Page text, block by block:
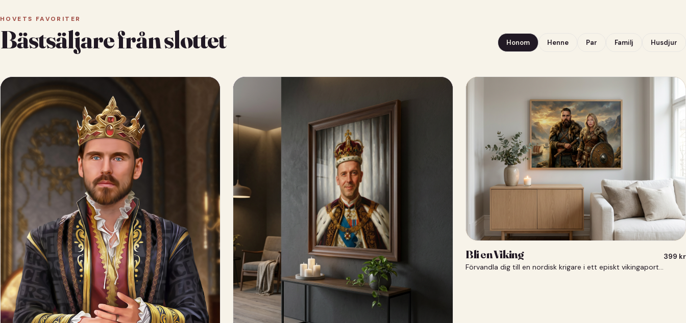
HOVETS FAVORITER
Bästsäljare från slottet Honom Henne Par Familj Husdjur
Bli en Viking
Förvandla dig till en nordisk krigare i ett episkt vikingaporträtt.
399 kr